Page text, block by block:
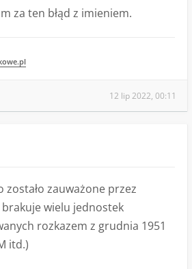
za ten błąd z imieniem.
12 lip 2022, 00:11
zostało zauważone przez
brakuje wielu jednostek
rozkazem z grudnia 1951
itd.)